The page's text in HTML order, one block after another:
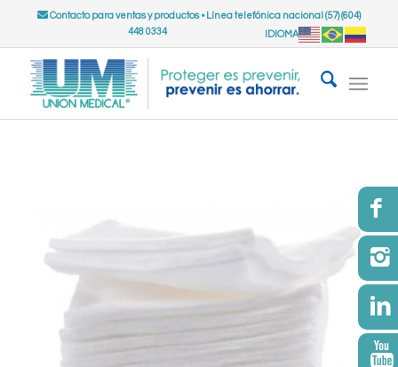
Contacto para ventas y productos• Línea telefónica nacional (57) (604)
448 0334
IDIOMA